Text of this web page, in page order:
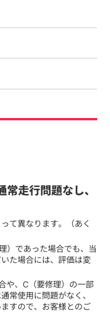
走行問題なし、
て異なります。（あく
）であった場合でも、当
た場合には、評価は変
や、C（要修理）の一部
常使用に問題がなく、
すので、お客様とのご